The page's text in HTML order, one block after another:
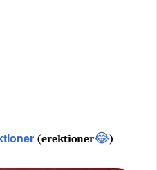
(erektioner😂)